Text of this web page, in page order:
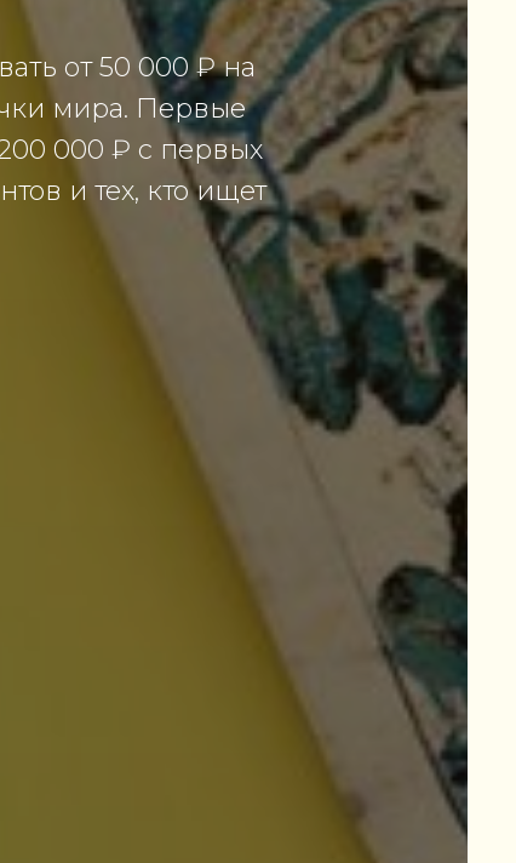
от 50 000 ₽ на
мира. Первые
000 ₽ с первых
и тех, кто ищет